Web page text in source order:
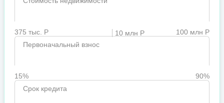
375 тыс. Р 10 млн Р
100 млн Р
Первоначальный взнос
15%
90%
Срок кредита